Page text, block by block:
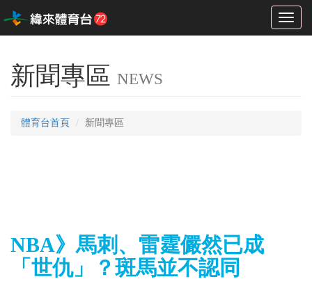
Toggle
新聞專區 NEWS
體育台首頁 新聞專區
NBA》馬刺、雷霆儼然已成
「世仇」？斑馬並不認同